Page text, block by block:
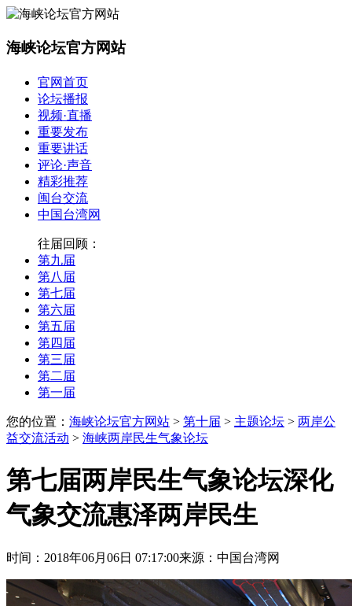
海峡论坛官方网站
官网首页
论坛播报
视频·直播
重要发布
重要讲话
评论·声音
精彩推荐
闽台交流
中国台湾网
往届回顾：
第九届
第八届
第七届
第六届
第五届
第四届
第三届
第二届
第一届
您的位置： 海峡论坛官方网站 > 第十届 > 主题论坛 > 两岸公
益交流活动 > 海峡两岸民生气象论坛
第七届两岸民生气象论坛深化
气象交流惠泽两岸民生
时间：2018年06月06日 07:17:00来源：中国台湾网